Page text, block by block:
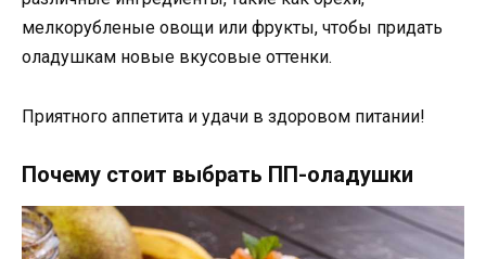
мелкорубленые овощи или фрукты, чтобы придать
оладушкам новые вкусовые оттенки.
Приятного аппетита и удачи в здоровом питании!
Почему стоит выбрать ПП-оладушки